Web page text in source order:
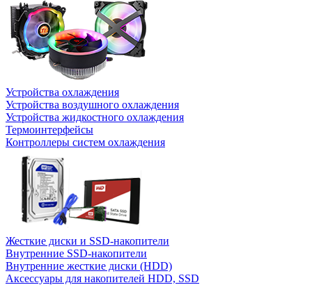
Устройства охлаждения
Устройства воздушного охлаждения
Устройства жидкостного охлаждения
Термоинтерфейсы
Контроллеры систем охлаждения
Жесткие диски и SSD-накопители
Внутренние SSD-накопители
Внутренние жесткие диски (HDD)
Аксессуары для накопителей HDD, SSD